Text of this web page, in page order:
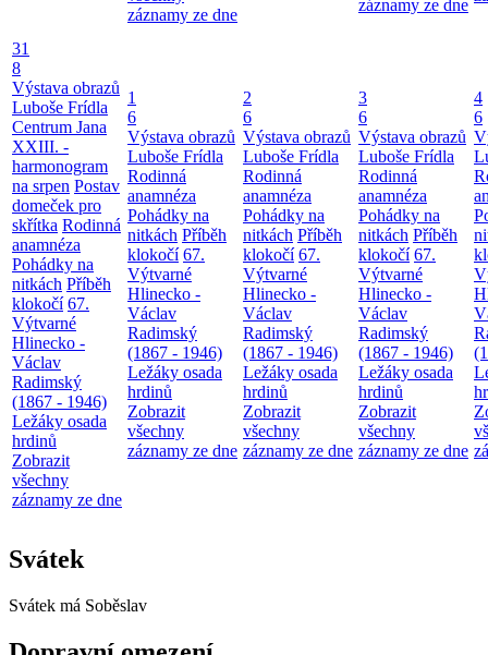
záznamy ze dne
záznamy ze dne
31
8
Výstava obrazů
Luboše Frídla
Centrum Jana
XXIII. -
harmonogram
na srpen Postav
domeček pro
skřítka Rodinná
anamnéza
Pohádky na
nitkách Příběh
klokočí 67.
Výtvarné
Hlinecko -
Václav
Radimský
(1867 - 1946)
Ležáky osada
hrdinů
Zobrazit
všechny
záznamy ze dne
1
6
Výstava obrazů
Luboše Frídla
Rodinná
anamnéza
Pohádky na
nitkách Příběh
klokočí 67.
Výtvarné
Hlinecko -
Václav
Radimský
(1867 - 1946)
Ležáky osada
hrdinů
Zobrazit
všechny
záznamy ze dne
2
6
Výstava obrazů
Luboše Frídla
Rodinná
anamnéza
Pohádky na
nitkách Příběh
klokočí 67.
Výtvarné
Hlinecko -
Václav
Radimský
(1867 - 1946)
Ležáky osada
hrdinů
Zobrazit
všechny
záznamy ze dne
3
6
Výstava obrazů
Luboše Frídla
Rodinná
anamnéza
Pohádky na
nitkách Příběh
klokočí 67.
Výtvarné
Hlinecko -
Václav
Radimský
(1867 - 1946)
Ležáky osada
hrdinů
Zobrazit
všechny
záznamy ze dne
4
6
Svátek
Svátek má Soběslav